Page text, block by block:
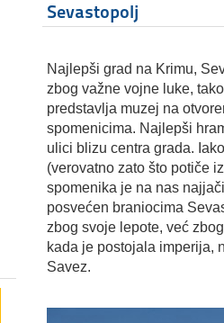
Sevastopolj
Najlepši grad na Krimu,
zbog važne vojne luke,
predstavlja muzej na
spomenicima. Najlepši
ulici blizu centra grada.
(verovatno zato što potiče
spomenika je na nas
posvećen braniocima
zbog svoje lepote, već
kada je postojala imperija,
Savez.